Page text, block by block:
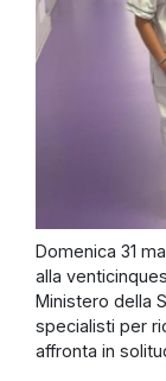
Domenica 31
alla
Ministero della
specialisti per
affronta in